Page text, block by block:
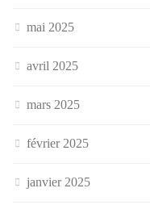
mai 2025
avril 2025
mars 2025
février 2025
janvier 2025